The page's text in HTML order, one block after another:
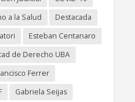
a la Salud
Destacada
Esteban Centanaro
de Derecho UBA
Ferrer
Gabriela Seijas